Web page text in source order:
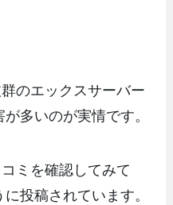
のエックスサーバー
多いのが実情です。
ミを確認してみて
投稿されています。